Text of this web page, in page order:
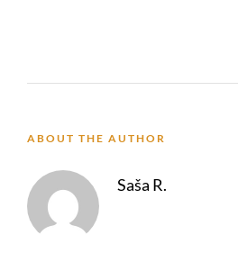
ABOUT THE AUTHOR
Saša R.